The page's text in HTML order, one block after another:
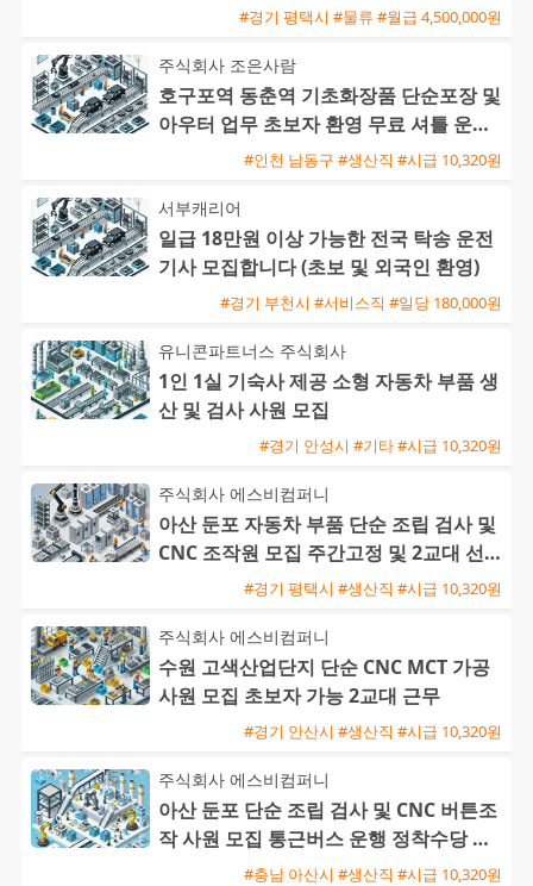
#경기 평택시 #물류 #월급 4,500,000원
주식회사 조은사람
호구포역 동춘역 기초화장품 단순포장 및
아우터 업무 초보자 환영 무료 셔틀 운행
익일지급 가능#인천 남동구 #생산직 #시급 10,320원
서부캐리어
일급 18만원 이상 가능한 전국 탁송 운전
기사 모집합니다 (초보 및 외국인 환영)
#경기 부천시 #서비스직 #일당 180,000원
유니콘파트너스 주식회사
1인 1실 기숙사 제공 소형 자동차 부품 생
산 및 검사 사원 모집
#경기 안성시 #기타 #시급 10,320원
주식회사 에스비컴퍼니
아산 둔포 자동차 부품 단순 조립 검사 및
CNC 조작원 모집 주간고정 및 2교대 선택
가능 F비자 지원 가#경기 평택시 #생산직 #시급 10,320원
주식회사 에스비컴퍼니
수원 고색산업단지 단순 CNC MCT 가공
사원 모집 초보자 가능 2교대 근무
#경기 안산시 #생산직 #시급 10,320원
주식회사 에스비컴퍼니
아산 둔포 단순 조립 검사 및 CNC 버튼조
작 사원 모집 통근버스 운행 정착수당 지
급 교포가능#충남 아산시 #생산직 #시급 10,320원